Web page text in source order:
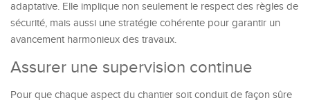
adaptative. Elle implique non seulement le respect des règles de
sécurité, mais aussi une stratégie cohérente pour garantir un
avancement harmonieux des travaux.
Assurer une supervision continue
Pour que chaque aspect du chantier soit conduit de façon sûre